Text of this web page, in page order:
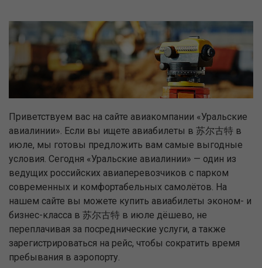
Приветствуем вас на сайте авиакомпании «Уральские
авиалинии». Если вы ищете авиабилеты в 苏尔古特 в
июле, мы готовы предложить вам самые выгодные
условия. Сегодня «Уральские авиалинии» — один из
ведущих российских авиаперевозчиков с парком
современных и комфортабельных самолётов. На
нашем сайте вы можете купить авиабилеты эконом- и
бизнес-класса в 苏尔古特 в июле дёшево, не
переплачивая за посреднические услуги, а также
зарегистрироваться на рейс, чтобы сократить время
пребывания в аэропорту.